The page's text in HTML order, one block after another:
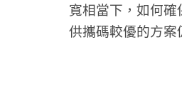
寬相當下，如何
供攜碼較優的方案